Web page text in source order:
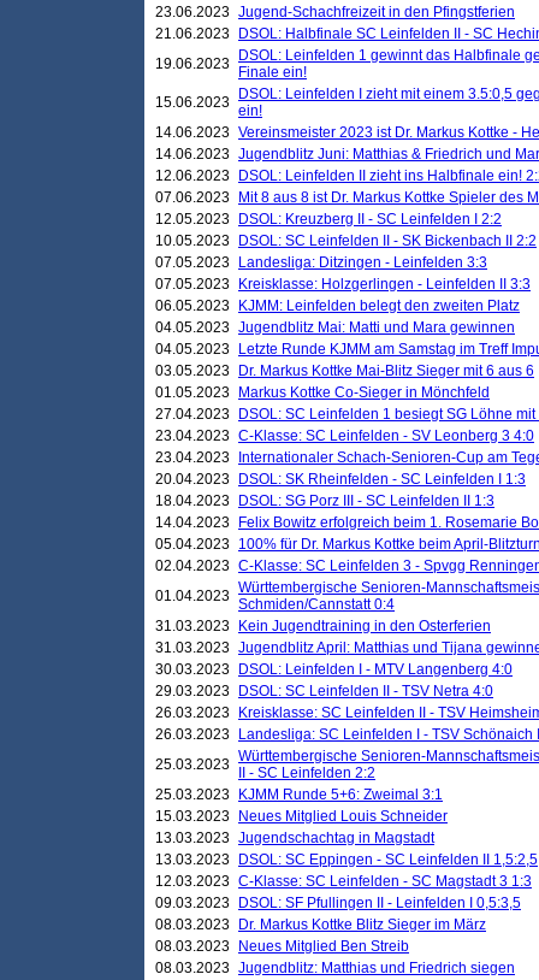
23.06.2023 Jugend-Schachfreizeit in den Pfingstferien
21.06.2023
DSOL: Halbfinale SC Leinfelden II - SC
19.06.2023
DSOL: Leinfelden 1 gewinnt das Halbfinale
Finale ein!
15.06.2023
DSOL: Leinfelden I zieht mit einem 3.5:0,5
ein!
14.06.2023 Vereinsmeister 2023 ist Dr. Markus Kottke -
14.06.2023 Jugendblitz Juni: Matthias & Friedrich und
12.06.2023
DSOL: Leinfelden II zieht ins Halbfinale ein!
07.06.2023
Mit 8 aus 8 ist Dr. Markus Kottke Spieler des
12.05.2023
DSOL: Kreuzberg II - SC Leinfelden I 2:2
10.05.2023
DSOL: SC Leinfelden II - SK Bickenbach II 2:2
07.05.2023
Landesliga: Ditzingen - Leinfelden 3:3
07.05.2023
Kreisklasse: Holzgerlingen - Leinfelden II 3:3
06.05.2023
KJMM: Leinfelden belegt den zweiten Platz
04.05.2023 Jugendblitz Mai: Matti und Mara gewinnen
04.05.2023
Letzte Runde KJMM am Samstag im Treff
03.05.2023
Dr. Markus Kottke Mai-Blitz Sieger mit 6 aus 6
01.05.2023
Markus Kottke Co-Sieger in Mönchfeld
27.04.2023
DSOL: SC Leinfelden 1 besiegt SG Löhne mit
23.04.2023 C-Klasse: SC Leinfelden - SV Leonberg 3 4:0
23.04.2023
Internationaler Schach-Senioren-Cup am
20.04.2023
DSOL: SK Rheinfelden - SC Leinfelden I 1:3
18.04.2023
DSOL: SG Porz III - SC Leinfelden II 1:3
14.04.2023
Felix Bowitz erfolgreich beim 1. Rosemarie
05.04.2023 100% für Dr. Markus Kottke beim April-
02.04.2023 C-Klasse: SC Leinfelden 3 - Spvgg
01.04.2023 Württembergische Senioren-
Schmiden/Cannstatt 0:4
31.03.2023
Kein Jugendtraining in den Osterferien
31.03.2023 Jugendblitz April: Matthias und Tijana
30.03.2023
DSOL: Leinfelden I - MTV Langenberg 4:0
29.03.2023
DSOL: SC Leinfelden II - TSV Netra 4:0
26.03.2023
Kreisklasse: SC Leinfelden II - TSV
26.03.2023
Landesliga: SC Leinfelden I - TSV Schönaich
25.03.2023 Württembergische Senioren-
II - SC Leinfelden 2:2
25.03.2023
KJMM Runde 5+6: Zweimal 3:1
15.03.2023
Neues Mitglied Louis Schneider
13.03.2023 Jugendschachtag in Magstadt
13.03.2023
DSOL: SC Eppingen - SC Leinfelden II 1,5:2,5
12.03.2023 C-Klasse: SC Leinfelden - SC Magstadt 3 1:3
09.03.2023
DSOL: SF Pfullingen II - Leinfelden I 0,5:3,5
08.03.2023
Dr. Markus Kottke Blitz Sieger im März
08.03.2023
Neues Mitglied Ben Streib
08.03.2023 Jugendblitz: Matthias und Friedrich siegen